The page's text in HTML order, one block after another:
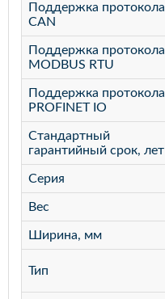
Поддержка протокола
CAN
Поддержка протокола
MODBUS RTU
Поддержка протокола
PROFINET IO
Стандартный
гарантийный срок, лет
Серия
Вес
Ширина, мм
Тип